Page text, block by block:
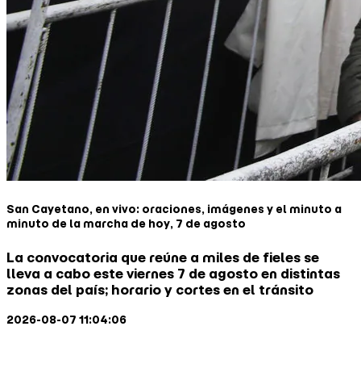
San Cayetano, en vivo: oraciones, imágenes y el minuto a
minuto de la marcha de hoy, 7 de agosto
La convocatoria que reúne a miles de fieles se
lleva a cabo este viernes 7 de agosto en distintas
zonas del país; horario y cortes en el tránsito
2026-08-07 11:04:06